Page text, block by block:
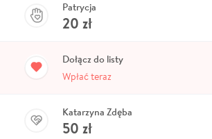
Patrycja
20 zł
Dołącz do listy
Wpłać teraz
Katarzyna Zdęba
50 zł